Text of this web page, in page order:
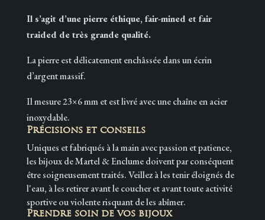
Il s’agit d’une pierre éthique, fair-mined et fair
traided de très grande qualité.
La pierre est délicatement enchâssée dans un écrin
d’argent massif.
Il mesure 23×6 mm et est livré avec une chaîne en acier
inoxydable.
Précisions et conseils
Uniques et fabriqués à la main avec passion et patience,
les bijoux de Martel & Enclume doivent par conséquent
être soigneusement traités. Veillez à les tenir éloignés de
l'eau, à les retirer avant le coucher et avant toute activité
sportive ou violente risquant de les abîmer.
Prendre soin de vos bijoux